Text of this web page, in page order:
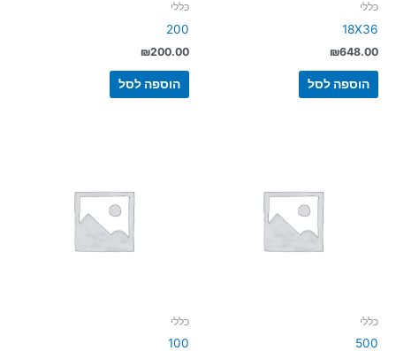
כללי
18X36
₪648.00
הוספה לסל
כללי
200
₪200.00
הוספה לסל
כללי
500
כללי
100